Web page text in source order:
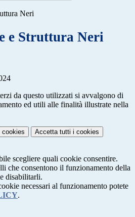
Neri
e Struttura Neri
da questo utilizzati si avvalgono di
ed utili alle finalità illustrate nella
cookies Accetta tutti i cookies
scegliere quali cookie consentire.
che consentono il funzionamento della
disabilitarli.
necessari al funzionamento potete
.